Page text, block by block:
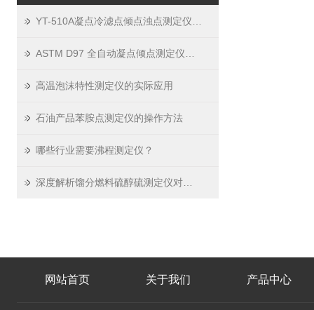
高温泡沫特性测定仪的实际应用
石油产品苯胺点测定仪的操作方法
哪些行业需要沸程测定仪？
网站首页 关于我们 产品中心